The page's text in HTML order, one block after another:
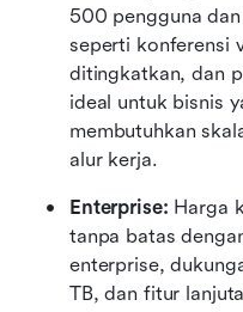
500 pengguna
seperti konferensi
ditingkatkan, dan
ideal untuk bisnis
membutuhkan
alur kerja.
Enterprise: Harga
tanpa batas
enterprise,
TB, dan fitur